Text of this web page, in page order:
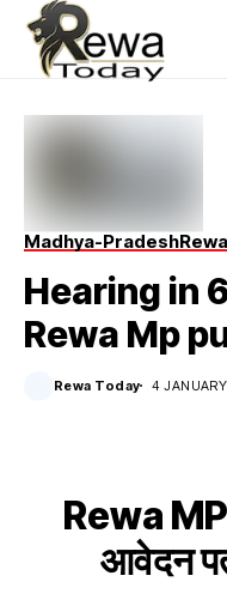
Madhya-PradeshRewa
Hearing in
Rewa Mp
Rewa Today 4
Rewa
आवेदन